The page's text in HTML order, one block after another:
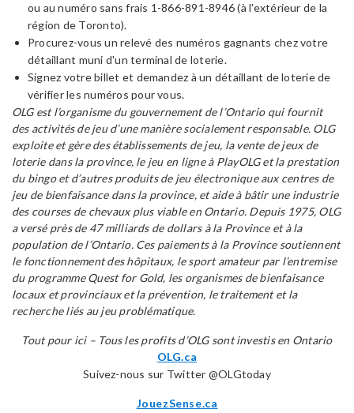
ou au numéro sans frais 1-866-891-8946 (à l'extérieur de la
région de Toronto).
Procurez-vous un relevé des numéros gagnants chez votre
détaillant muni d'un terminal de loterie.
Signez votre billet et demandez à un détaillant de loterie de
vérifier les numéros pour vous.
OLG est l’organisme du gouvernement de l’Ontario qui fournit
des activités de jeu d’une manière socialement responsable. OLG
exploite et gère des établissements de jeu, la vente de jeux de
loterie dans la province, le jeu en ligne à PlayOLG et la prestation
du bingo et d’autres produits de jeu électronique aux centres de
jeu de bienfaisance dans la province, et aide à bâtir une industrie
des courses de chevaux plus viable en Ontario. Depuis 1975, OLG
a versé près de 47 milliards de dollars à la Province et à la
population de l’Ontario. Ces paiements à la Province soutiennent
le fonctionnement des hôpitaux, le sport amateur par l’entremise
du programme Quest for Gold, les organismes de bienfaisance
locaux et provinciaux et la prévention, le traitement et la
recherche liés au jeu problématique.
Tout pour ici – Tous les profits d’OLG sont investis en Ontario
OLG.ca
Suivez-nous sur Twitter @OLGtoday
JouezSense.ca